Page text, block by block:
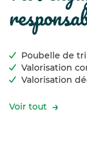
Poubelle de
Valorisation
Valorisation
Voir tout